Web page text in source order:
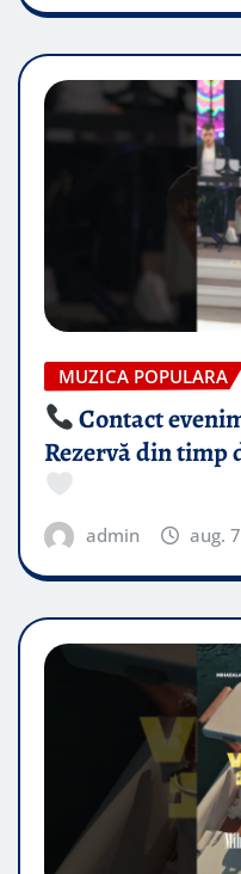
MUZICA POPULARA
Contact
Rezervă din timp
admin aug.